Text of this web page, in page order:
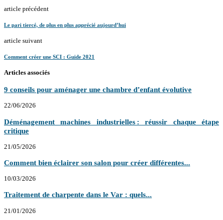
article précédent
Le pari tiercé, de plus en plus apprécié aujourd’hui
article suivant
Comment créer une SCI : Guide 2021
Articles associés
9 conseils pour aménager une chambre d’enfant évolutive
22/06/2026
Déménagement machines industrielles : réussir chaque étape
critique
21/05/2026
Comment bien éclairer son salon pour créer différentes...
10/03/2026
Traitement de charpente dans le Var : quels...
21/01/2026